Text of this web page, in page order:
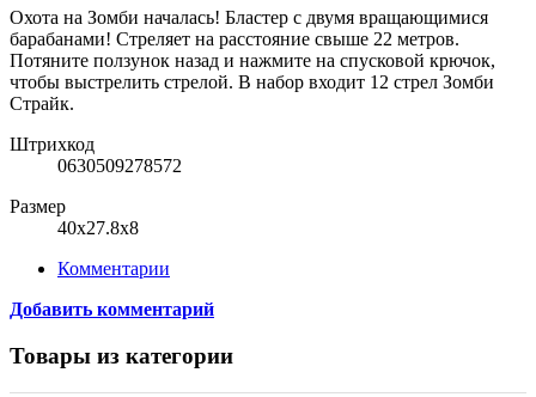
Охота на Зомби началась! Бластер с двумя вращающимися
барабанами! Стреляет на расстояние свыше 22 метров.
Потяните ползунок назад и нажмите на спусковой крючок,
чтобы выстрелить стрелой. В набор входит 12 стрел Зомби
Страйк.
Штрихкод
0630509278572
Размер
40x27.8x8
Комментарии
Добавить комментарий
Товары из категории